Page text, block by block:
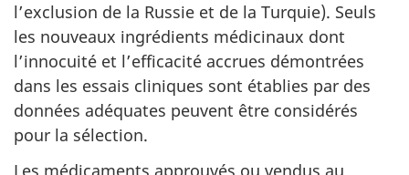
l’exclusion de la Russie et de la Turquie). Seuls
les nouveaux ingrédients médicinaux dont
l’innocuité et l’efficacité accrues démontrées
dans les essais cliniques sont établies par des
données adéquates peuvent être considérés
pour la sélection.
Les médicaments approuvés ou vendus au